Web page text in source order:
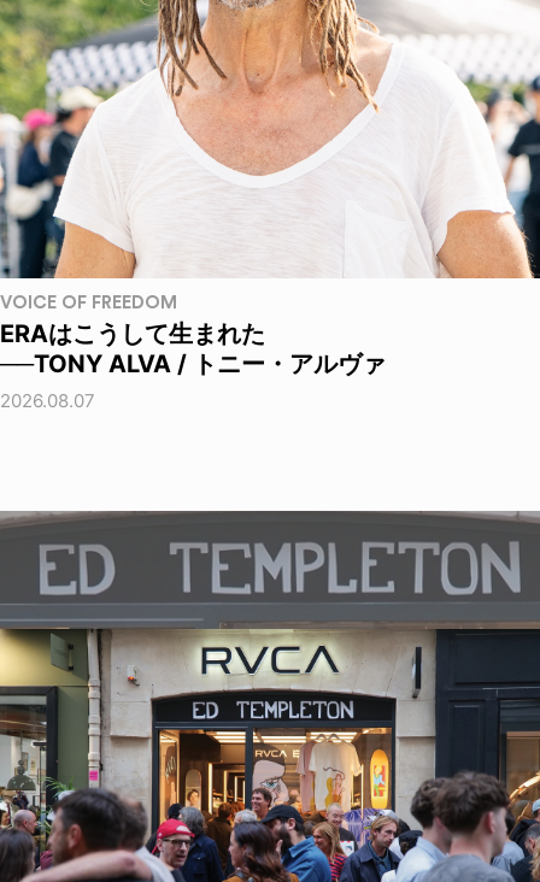
VOICE OF FREEDOM
ERAはこうして生まれた
──TONY ALVA / トニー・アルヴァ
2026.08.07